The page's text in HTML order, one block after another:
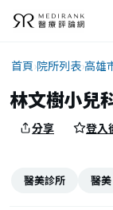
首頁›院所列表›高雄
林文樹小兒
分享 登入
醫美診所 醫美